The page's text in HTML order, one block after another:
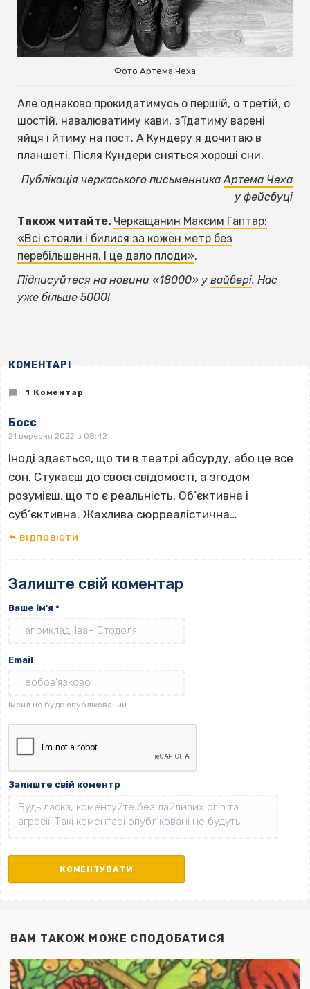
Фото Артема Чеха
Але однаково прокидатимусь о першій, о третій, о
шостій, навалюватиму кави, з‘їдатиму варені
яйця і йтиму на пост. А Кундеру я дочитаю в
планшеті. Після Кундери сняться хороші сни.
Публікація черкаського письменникаАртема Чеха
у фейсбуці
Також читайте. Черкащанин Максим Гаптар:
«Всі стояли і билися за кожен метр без
перебільшення. І це дало плоди».
Підписуйтеся на новини «18000» у вайбері. Нас
уже більше 5000!
КОМЕНТАРІ
1 Коментар
Босс
21 вересня 2022 в 08:42
Іноді здається, що ти в театрі абсурду, або це все
сон. Стукаєш до своєї свідомості, а згодом
розумієш, що то є реальність. Об’єктивна і
суб’єктивна. Жахлива сюрреалістична…
ВІДПОВІCТИ
Залиште свій коментар
Ваше ім'я *
Email
Залиште свій коментр
ВАМ ТАКОЖ МОЖЕ СПОДОБАТИСЯ